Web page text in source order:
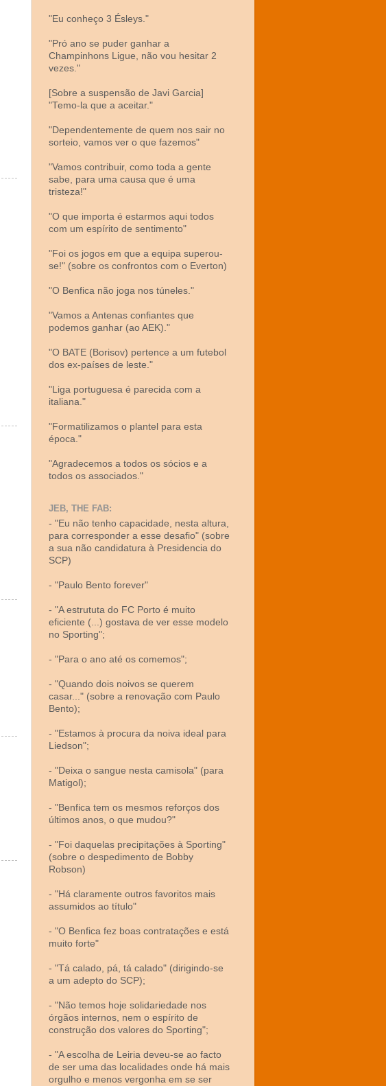
"Eu conheço 3 Ésleys."
"Pró ano se puder ganhar a
Champinhons Ligue, não vou hesitar 2
vezes."
[Sobre a suspensão de Javi Garcia]
"Temo-la que a aceitar."
"Dependentemente de quem nos sair no
sorteio, vamos ver o que fazemos"
"Vamos contribuir, como toda a gente
sabe, para uma causa que é uma
tristeza!"
"O que importa é estarmos aqui todos
com um espírito de sentimento"
"Foi os jogos em que a equipa superou-
se!" (sobre os confrontos com o Everton)
"O Benfica não joga nos túneles."
"Vamos a Antenas confiantes que
podemos ganhar (ao AEK)."
"O BATE (Borisov) pertence a um futebol
dos ex-países de leste."
"Liga portuguesa é parecida com a
italiana."
"Formatilizamos o plantel para esta
época."
"Agradecemos a todos os sócios e a
todos os associados."
JEB, THE FAB:
- "Eu não tenho capacidade, nesta altura,
para corresponder a esse desafio" (sobre
a sua não candidatura à Presidencia do
SCP)
- "Paulo Bento forever"
- "A estrututa do FC Porto é muito
eficiente (...) gostava de ver esse modelo
no Sporting";
- "Para o ano até os comemos";
- "Quando dois noivos se querem
casar..." (sobre a renovação com Paulo
Bento);
- "Estamos à procura da noiva ideal para
Liedson";
- "Deixa o sangue nesta camisola" (para
Matigol);
- "Benfica tem os mesmos reforços dos
últimos anos, o que mudou?"
- "Foi daquelas precipitações à Sporting"
(sobre o despedimento de Bobby
Robson)
- "Há claramente outros favoritos mais
assumidos ao título"
- "O Benfica fez boas contratações e está
muito forte"
- "Tá calado, pá, tá calado" (dirigindo-se
a um adepto do SCP);
- "Não temos hoje solidariedade nos
órgãos internos, nem o espírito de
construção dos valores do Sporting";
- "A escolha de Leiria deveu-se ao facto
de ser uma das localidades onde há mais
orgulho e menos vergonha em se ser